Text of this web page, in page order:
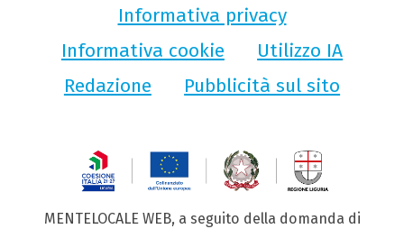
Informativa privacy
Informativa cookie
Utilizzo IA
Redazione
Pubblicità sul sito
MENTELOCALE WEB, a seguito della domanda di